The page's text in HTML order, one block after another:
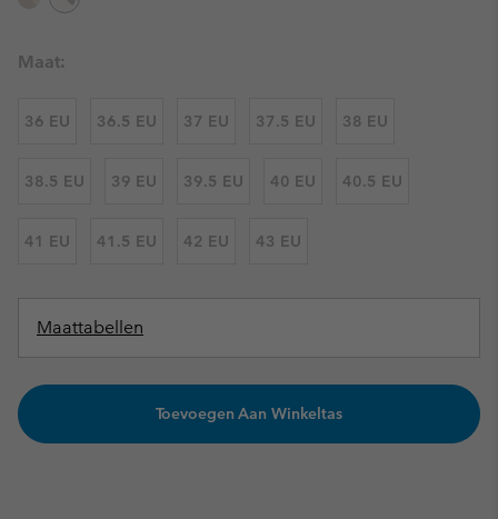
Maat:
36 EU 36.5 EU 37 EU 37.5 EU 38 EU
38.5 EU 39 EU 39.5 EU 40 EU 40.5 EU
41 EU 41.5 EU 42 EU 43 EU
Maattabellen
Toevoegen Aan Winkeltas